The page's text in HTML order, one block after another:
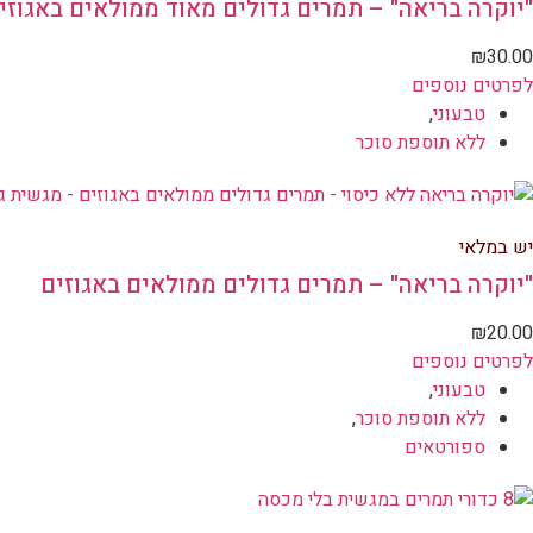
"יוקרה בריאה" – תמרים גדולים מאוד ממולאים
₪30.00
לפרטים נוספים
טבעוני,
ללא תוספת סוכר
יש במלאי
"יוקרה בריאה" – תמרים גדולים ממולאים באגוזים
₪20.00
לפרטים נוספים
טבעוני,
ללא תוספת סוכר,
ספורטאים